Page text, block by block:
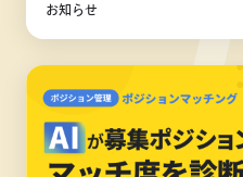
お知らせ